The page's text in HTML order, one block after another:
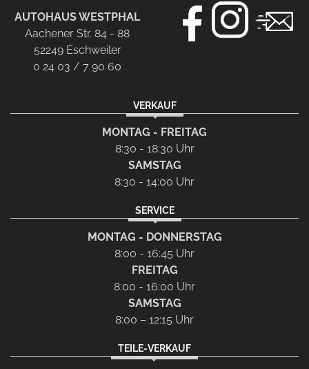
AUTOHAUS WESTPHAL
Aachener Str. 84 - 88
52249 Eschweiler
0 24 03 / 7 90 60
VERKAUF
MONTAG - FREITAG
8:30 - 18:30 Uhr
SAMSTAG
8:30 - 14:00 Uhr
SERVICE
MONTAG - DONNERSTAG
8:00 - 16:45 Uhr
FREITAG
8:00 - 16:00 Uhr
SAMSTAG
8:00 – 12:15 Uhr
TEILE-VERKAUF